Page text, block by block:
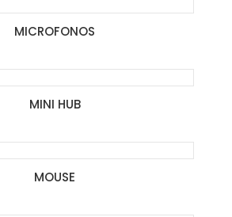
MICROFONOS
MINI HUB
MOUSE